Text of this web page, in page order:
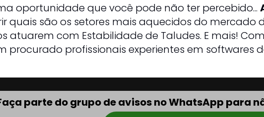
oportunidade que você pode não ter percebido...
quais são os setores mais aquecidos do mercado
atuarem com Estabilidade de Taludes. E mais!
procurado profissionais experientes em softwares
parte do grupo de avisos no WhatsApp para